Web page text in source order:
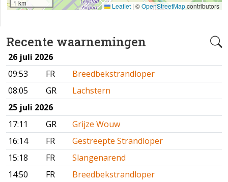
Recente waarnemingen
26 juli 2026
09:53
FR
Breedbekstrandloper
08:05
GR
Lachstern
25 juli 2026
17:11
GR
Grijze Wouw
16:14
FR
Gestreepte Strandloper
15:18
FR
Slangenarend
14:50
FR
Breedbekstrandloper
1 km Leaflet | ©OpenStreetMapcontributors